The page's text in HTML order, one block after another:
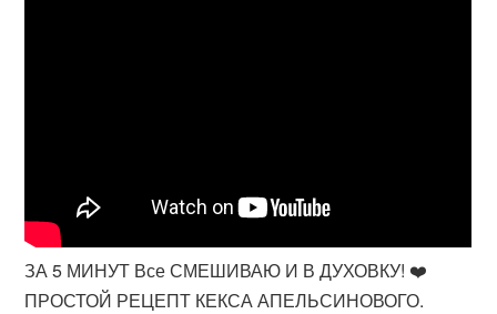
ЗА 5 МИНУТ Все СМЕШИВАЮ И В ДУХОВКУ! ❤️
ПРОСТОЙ РЕЦЕПТ КЕКСА АПЕЛЬСИНОВОГО.